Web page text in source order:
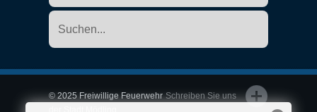
Schreiben Sie uns
© 2025 Freiwillige Feuerwehr